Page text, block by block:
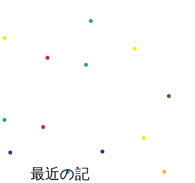
最近の記